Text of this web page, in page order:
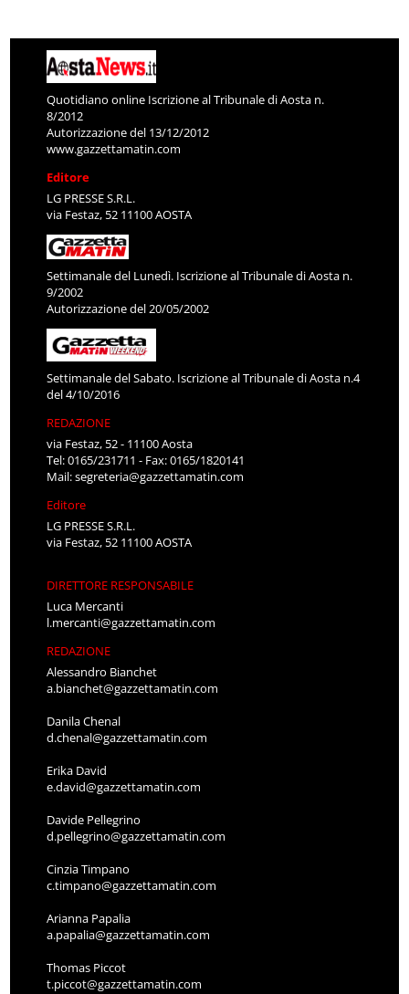
Quotidiano online Iscrizione al Tribunale di Aosta n.
8/2012
Autorizzazione del 13/12/2012
www.gazzettamatin.com
Editore
LG PRESSE S.R.L.
via Festaz, 52 11100 AOSTA
Settimanale del Lunedì. Iscrizione al Tribunale di Aosta n.
9/2002
Autorizzazione del 20/05/2002
Settimanale del Sabato. Iscrizione al Tribunale di Aosta n.4
del 4/10/2016
REDAZIONE
via Festaz, 52 - 11100 Aosta
Tel: 0165/231711 - Fax: 0165/1820141
Mail:segreteria@gazzettamatin.com
Editore
LG PRESSE S.R.L.
via Festaz, 52 11100 AOSTA
DIRETTORE RESPONSABILE
Luca Mercanti
l.mercanti@gazzettamatin.com
REDAZIONE
Alessandro Bianchet
a.bianchet@gazzettamatin.com
Danila Chenal
d.chenal@gazzettamatin.com
Erika David
e.david@gazzettamatin.com
Davide Pellegrino
d.pellegrino@gazzettamatin.com
Cinzia Timpano
c.timpano@gazzettamatin.com
Arianna Papalia
a.papalia@gazzettamatin.com
Thomas Piccot
t.piccot@gazzettamatin.com